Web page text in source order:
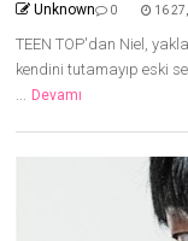
Unknown 0 16
TEEN TOP'dan Niel,
kendini tutamayıp eski
... Devamı